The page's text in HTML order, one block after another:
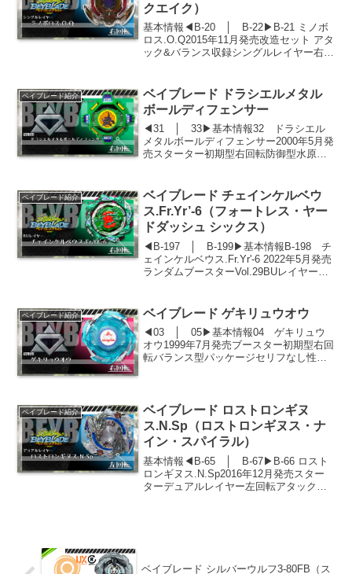
クエイク）
基本情報◀B-20 │ B-22▶B-21 ミノボ
ロス.O.Q2015年11月発売改造セット アタ
ック&バランス収録シングルレイヤー右回
453重量32.2g持久タイム...
ベイブレード紹介
ベイブレード ドラシエルメタル
ボールディフェンサー
◀31 │ 33▶基本情報32 ドラシエル
メタルボールディフェンサー2000年5月発
売スターター初期型右回転防御型水原マ
防御力持久力485重量29.7g持久タイム1分
3...
ベイブレード紹介
ベイブレード チェインケルベウ
ス.Fr.Yr’-6（フォートレス・ヤー
ドダッシュ シックス）
◀B-197 │ B-199▶基本情報B-198 チ
ェインケルベウス.Fr.Yr'-6 2022年5月発売
ランダムブースターVol.29BUレイヤー右
力4155重量機動...
ベイブレード紹介 ベイブレード ゲキリュウオウ
◀03 │ 05▶基本情報04 ゲキリュウ
オウ1999年7月発売ブースター初期型右回
転バランス型パッケージセリフなし性能
ベイブレード紹介
ベイブレード ロストロンギヌ
ス.N.Sp（ロストロンギヌス・ナ
イン・スパイラル）
基本情報◀B-65 │ B-67▶B-66 ロスト
ロンギヌス.N.Sp2016年12月発売スター
ターデュアルレイヤー左回転アタックタ
ベイブレード シルバーウルフ3-80FB（ス